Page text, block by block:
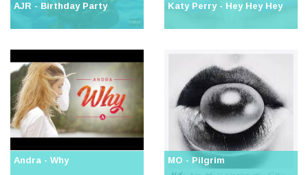
AJR - Birthday Party Katy Perry - Hey Hey Hey
Andra - Why MO - Pilgrim